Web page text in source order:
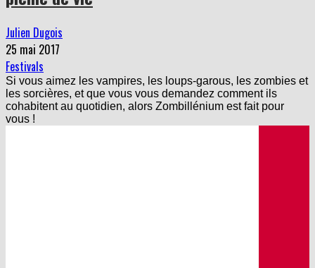
25 mai 2017
Festivals
Si vous aimez les vampires, les loups-garous, les zombies et
les sorcières, et que vous vous demandez comment ils
cohabitent au quotidien, alors Zombillénium est fait pour
vous !